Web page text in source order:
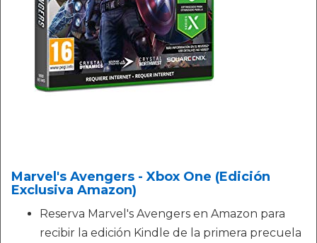
Marvel's Avengers - Xbox One (Edición
Exclusiva Amazon)
Reserva Marvel's Avengers en Amazon para
recibir la edición Kindle de la primera precuela